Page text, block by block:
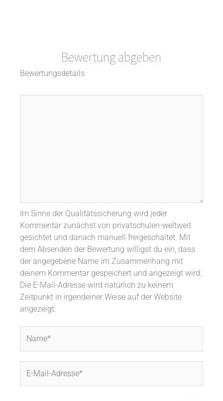
Bewertung abgeben
Bewertungsdetails
Im Sinne der Qualitätssicherung wird jeder
Kommentar zunächst von privatschulen-weltweit
gesichtet und danach manuell freigeschaltet. Mit
dem Absenden der Bewertung willigst du ein, dass
der angegebene Name im Zusammenhang mit
deinem Kommentar gespeichert und angezeigt wird.
Die E-Mail-Adresse wird natürlich zu keinem
Zeitpunkt in irgendeiner Weise auf der Website
angezeigt.
Mail-